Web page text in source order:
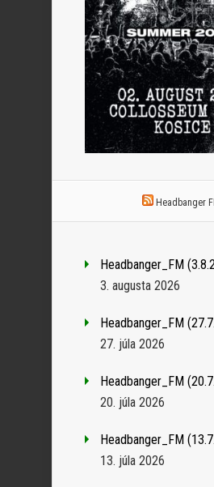
Headbanger
Headbanger_FM
3. augusta 2026
Headbanger_FM
27. júla 2026
Headbanger_FM
20. júla 2026
Headbanger_FM
13. júla 2026